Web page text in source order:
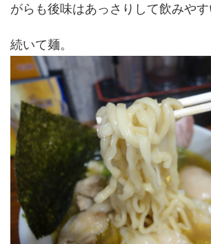
がらも後味はあっさりして飲みやす
続いて麺。